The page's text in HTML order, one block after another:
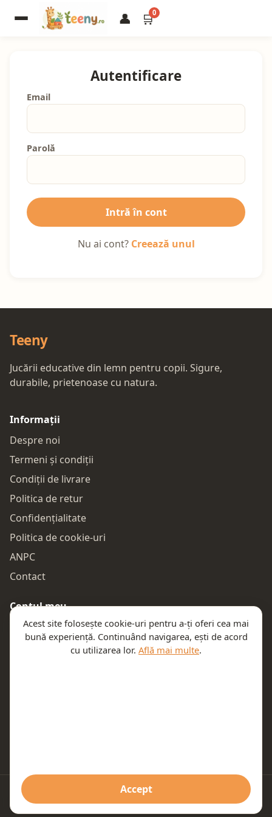
👤 🛒0
Autentificare
Email
Parolă
Intră în cont
Nu ai cont? Creează unul
Teeny
Jucării educative din lemn pentru copii. Sigure,
durabile, prietenoase cu natura.
Informații
Despre noi
Termeni și condiții
Condiții de livrare
Politica de retur
Confidențialitate
Politica de cookie-uri
ANPC
Contact
Contul meu
Autentificare
Comenzile mele
© 2026 Teeny. Toate drepturile rezervate.
Acest site folosește cookie-uri pentru a-ți oferi cea mai
bună experiență. Continuând navigarea, ești de acord
cu utilizarea lor. Află mai multe.
Accept